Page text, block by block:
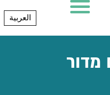
العربية
מדור